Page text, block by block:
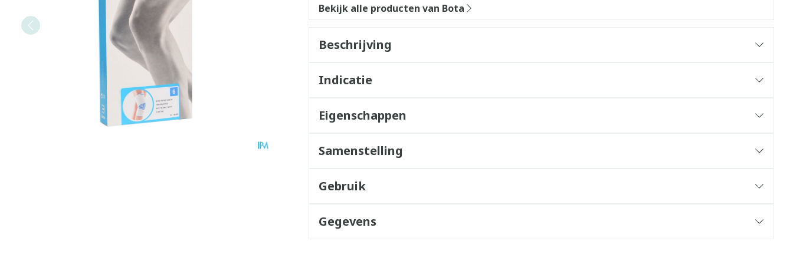
Bekijk alle producten van Bota
Beschrijving
Indicatie
Eigenschappen
Samenstelling
Gebruik
Gegevens